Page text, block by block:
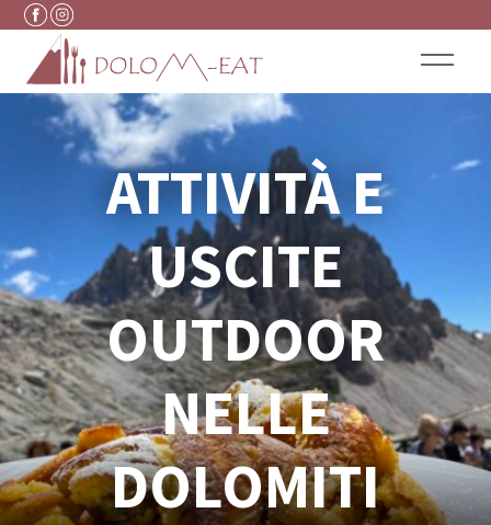
Vai al contenuto
ATTIVITÀ E
USCITE
OUTDOOR
NELLE
DOLOMITI